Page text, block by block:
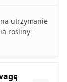
utrzymanie
rośliny i